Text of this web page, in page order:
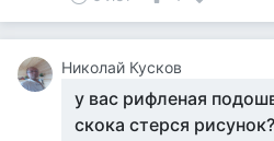
Николай Кусков
у вас рифленая
скока стерся